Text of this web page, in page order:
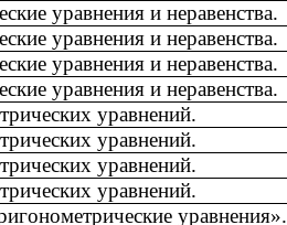
уравнения и неравенства.
уравнения и неравенства.
уравнения и неравенства.
уравнения и неравенства.
уравнений.
уравнений.
уравнений.
уравнений.
уравнения».